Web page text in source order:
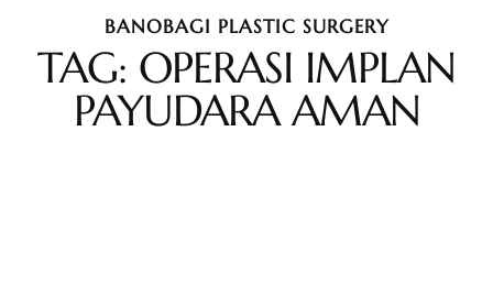
BANOBAGI PLASTIC SURGERY
TAG: OPERASI IMPLAN
PAYUDARA AMAN